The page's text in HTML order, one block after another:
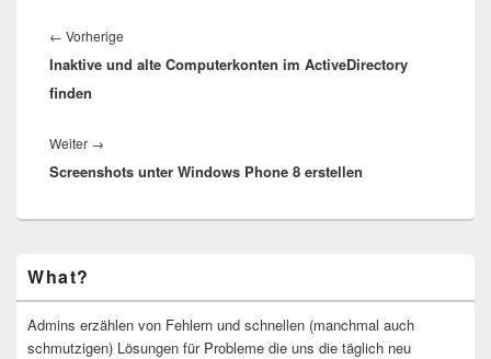
← Vorherige
Beitrag:
Inaktive und alte Computerkonten im ActiveDirectory
finden
Weiter →
Beitrag:
Screenshots unter Windows Phone 8 erstellen
Seitenleisten-
Widgetbereich
What?
Admins erzählen von Fehlern und schnellen (manchmal auch
schmutzigen) Lösungen für Probleme die uns die täglich neu